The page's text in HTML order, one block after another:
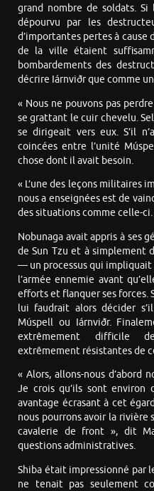
grand nombre de soldats. Si
dépourvu par les
d’importantes pertes à cause
de la ville étaient
bombardements des
décrire Iárnviðr que comme
« Nous ne pouvons pas
se grattant le cuir chevelu.
se dirigeait vers eux. S’il
coincées entre l’unité
chose dont il avait besoin.
« L’une des leçons militaires
nous a enseignées est de
des situations comme celle-ci.
Nobunaga avait appris à ses
de Sun Tzu et à simplement
— un processus qui impliquait
l’armée ennemie avant
efforts et flanquer ses forces.
lui faudrait alors décider
Múspell ou Iárnviðr.
extrêmement difficile
extrêmement résistantes de
« Alors, allons-nous d’abord
Je crois qu’ils sont environ
avantage écrasant à cet
nous pourrons avoir la
cavalerie de front », dit
questions administratives.
Shiba était impressionné par
ne tenait pas seulement